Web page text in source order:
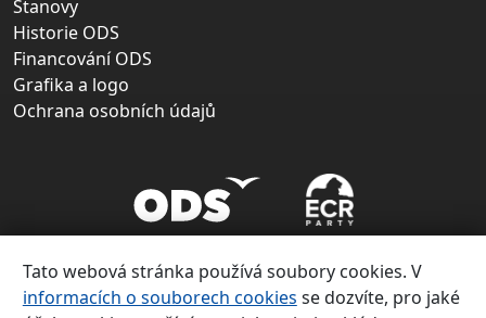
Stanovy
Historie ODS
Financování ODS
Grafika a logo
Ochrana osobních údajů
Tato webová stránka používá soubory cookies. V
informacích o souborech cookies se dozvíte, pro jaké